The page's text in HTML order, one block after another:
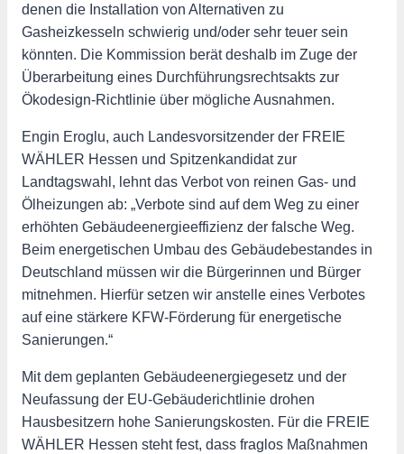
denen die Installation von Alternativen zu
Gasheizkesseln schwierig und/oder sehr teuer sein
könnten. Die Kommission berät deshalb im Zuge der
Überarbeitung eines Durchführungsrechtsakts zur
Ökodesign-Richtlinie über mögliche Ausnahmen.
Engin Eroglu, auch Landesvorsitzender der FREIE
WÄHLER Hessen und Spitzenkandidat zur
Landtagswahl, lehnt das Verbot von reinen Gas- und
Ölheizungen ab: „Verbote sind auf dem Weg zu einer
erhöhten Gebäudeenergieeffizienz der falsche Weg.
Beim energetischen Umbau des Gebäudebestandes in
Deutschland müssen wir die Bürgerinnen und Bürger
mitnehmen. Hierfür setzen wir anstelle eines Verbotes
auf eine stärkere KFW-Förderung für energetische
Sanierungen.“
Mit dem geplanten Gebäudeenergiegesetz und der
Neufassung der EU-Gebäuderichtlinie drohen
Hausbesitzern hohe Sanierungskosten. Für die FREIE
WÄHLER Hessen steht fest, dass fraglos Maßnahmen